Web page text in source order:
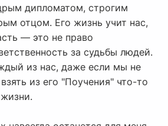
дипломатом, строгим
отцом. Его жизнь учит нас,
— это не право
за судьбы людей.
из нас, даже если мы не
из его "Поучения" что-то